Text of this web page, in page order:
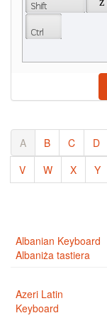
A B C D
V
W X Y
Albanian Keyboard
Albaniża tastiera
Azeri Latin
Keyboard